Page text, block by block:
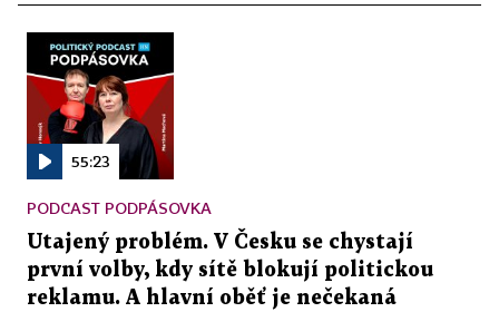
55:23
PODCAST PODPÁSOVKA
Utajený problém. V Česku se chystají
první volby, kdy sítě blokují politickou
reklamu. A hlavní oběť je nečekaná